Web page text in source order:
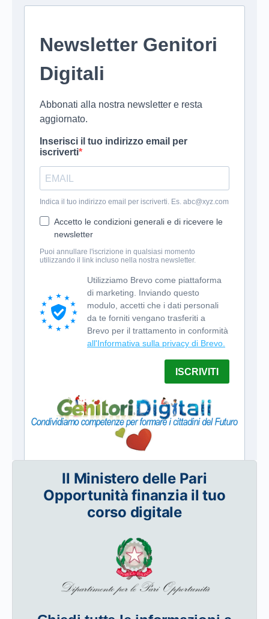
Il Ministero delle Pari
Opportunità finanzia il tuo
corso digitale